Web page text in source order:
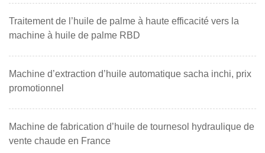
Traitement de l’huile de palme à haute efficacité vers la
machine à huile de palme RBD
Machine d’extraction d’huile automatique sacha inchi, prix
promotionnel
Machine de fabrication d’huile de tournesol hydraulique de
vente chaude en France